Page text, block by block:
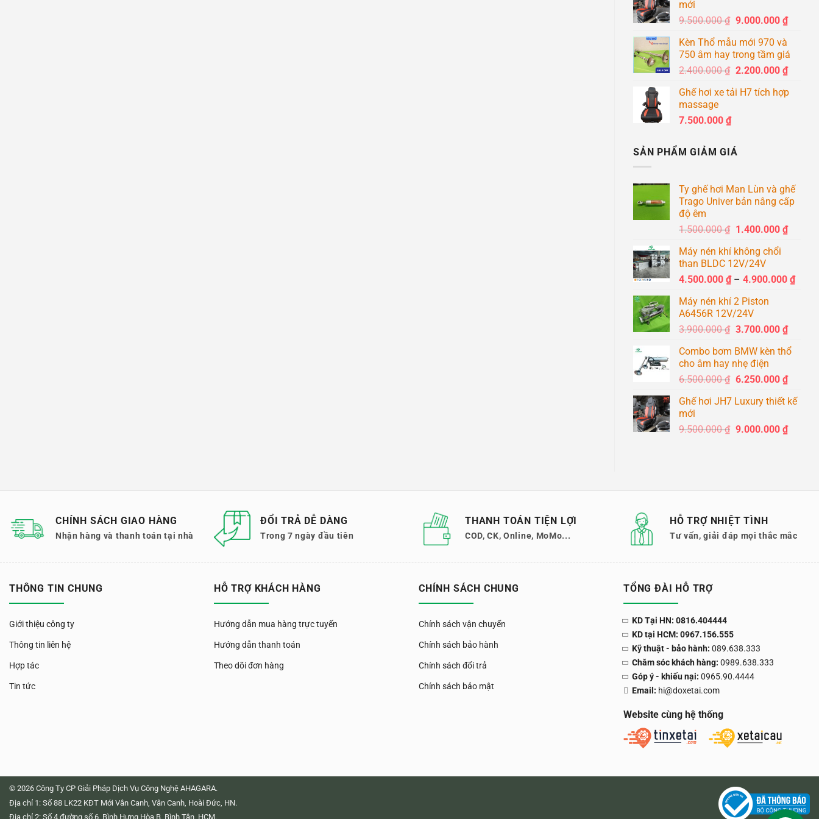
mới
9.500.000₫ Giá
là:
9.500.000 ₫.
9.000.000 ₫Giá
là:
Kèn Thổ mẫu mới 970 và
750 âm hay trong tầm giá
2.400.000₫ Giá
là:
2.200.000 ₫Giá
tại
Ghế hơi xe tải H7 tích hợp
massage
7.500.000 ₫
SẢN PHẨM GIẢM GIÁ
Ty ghế hơi Man Lùn và ghế
Trago Univer bản nâng cấp
độ êm
1.500.000₫ Giá
là:
1.500.000 ₫.
1.400.000 ₫Giá
Máy nén khí không chổi
than BLDC 12V/24V
4.500.000 ₫ – 4.900.000 ₫
Máy nén khí 2 Piston
A6456R 12V/24V
3.900.000₫ Giá
là:
3.900.000 ₫.
3.700.000 ₫Giá
tại
Combo bơm BMW kèn thổ
cho âm hay nhẹ điện
6.500.000₫ Giá
là:
6.250.000 ₫Giá
tại
Ghế hơi JH7 Luxury thiết kế
mới
9.500.000₫ Giá
9.000.000 ₫Giá
CHÍNH SÁCH GIAO HÀNG
Nhận hàng và thanh toán tại nhà
ĐỔI TRẢ DỄ DÀNG
Trong 7 ngày đầu tiên
THANH TOÁN TIỆN LỢI
COD, CK, Online, MoMo...
HỖ TRỢ NHIỆT TÌNH
Tư vấn, giải đáp mọi thắc mắc
THÔNG TIN CHUNG
Giới thiệu công ty
Thông tin liên hệ
Hợp tác
Tin tức
HỖ TRỢ KHÁCH HÀNG
Hướng dẫn mua hàng trực tuyến
Hướng dẫn thanh toán
Theo dõi đơn hàng
CHÍNH SÁCH CHUNG
Chính sách vận chuyển
Chính sách bảo hành
Chính sách đổi trả
Chính sách bảo mật
TỔNG ĐÀI HỖ TRỢ
KD Tại HN: 0816.404444
KD tại HCM: 0967.156.555
Kỹ thuật - bảo hành: 089.638.333
Chăm sóc khách hàng: 0989.638.333
Góp ý - khiếu nại: 0965.90.4444
Email: hi@doxetai.com
Website cùng hệ thống
© 2026 Công Ty CP Giải Pháp Dịch Vụ Công Nghệ AHAGARA.
Địa chỉ 1: Số 88 LK22 KĐT Mới Vân Canh, Vân Canh, Hoài Đức, HN.
Địa chỉ 2: Số 4 đường số 6, Bình Hưng Hòa B, Bình Tân, HCM.